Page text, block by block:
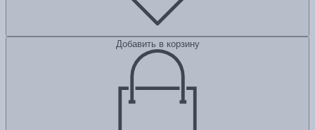
Добавить в корзину